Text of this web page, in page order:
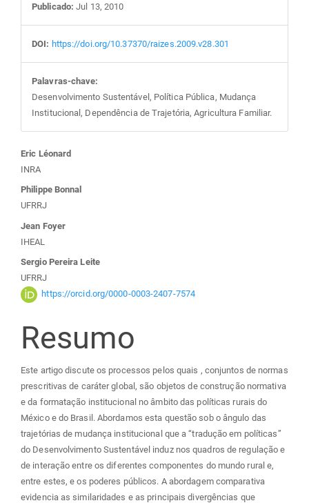
Publicado: Jul 13, 2010
DOI: https://doi.org/10.37370/raizes.2009.v28.301
Palavras-chave:
Desenvolvimento Sustentável, Política Pública, Mudança
Institucional, Dependência de Trajetória, Agricultura Familiar.
Conteúdo
do
artigo
principal
Eric Léonard
INRA
Philippe Bonnal
UFRRJ
Jean Foyer
IHEAL
Sergio Pereira Leite
UFRRJ
https://orcid.org/0000-0003-2407-7574
Resumo
Este artigo discute os processos pelos quais , conjuntos de normas
prescritivas de caráter global, são objetos de construção normativa
e da formatação institucional no âmbito das políticas rurais do
México e do Brasil. Abordamos esta questão sob o ângulo das
trajetórias de mudança institucional que a “tradução em políticas”
do Desenvolvimento Sustentável induz nos quadros de regulação e
de interação entre os diferentes componentes do mundo rural e,
entre estes, e os poderes públicos. A abordagem comparativa
evidencia as similaridades e as principais divergências que